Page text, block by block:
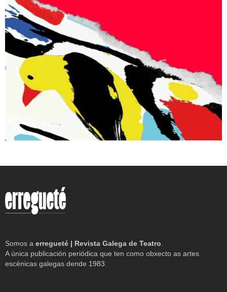
Somos a erregueté | Revista Galega de Teatro
A única publicación periódica que ten como obxecto as artes
escénicas galegas dende 1983.